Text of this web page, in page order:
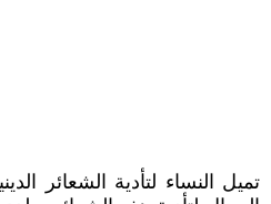
تميل النساء لتأدية الشعائر